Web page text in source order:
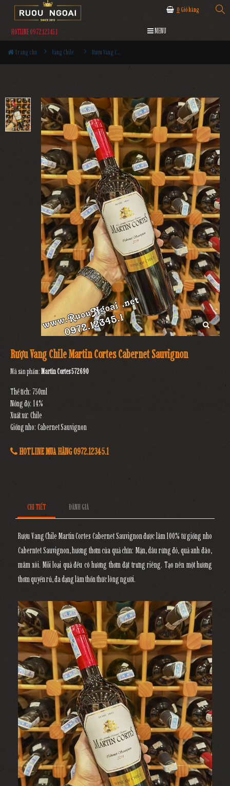
0 Giỏ hàng
HOTLINE 0972.12345.1 MENU
Trang chủ Vang Chile Rượu Vang Chile Martin Cortes Cabernet Sauvignon
Rượu Vang Chile Martin Cortes Cabernet Sauvignon
Mã sản phẩm:Martin Cortes 572690
Thể tích: 750ml
Nồng độ: 14%
Xuất xứ: Chile
Giống nho: Cabernet Sauvignon
HOTLINE MUA HÀNG 0972.12345.1
CHI TIẾT ĐÁNH GIÁ
Rượu Vang Chile Martin Cortes Cabernet Sauvignon được làm 100% từ giống nho
Caberntet Sauvignon, hương thơm của quả chín: Mận, dâu rừng đỏ, quả anh đào,
mâm xôi. Mỗi loại quả đều có hương thơm đặt trưng riêng. Tạo nên một hương
thơm quyến rủ, đa dạng làm thổn thức lòng người.